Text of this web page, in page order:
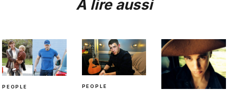
À lire aussi
PEOPLE
PEOPLE